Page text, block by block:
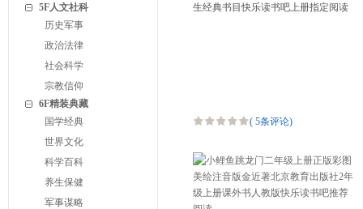
5F人文社科
历史军事
政治法律
社会科学
宗教信仰
6F精装典藏
国学经典
世界文化
科学百科
养生保健
军事谋略
生经典书目快乐读书吧上册指定阅读
( 5条评论)